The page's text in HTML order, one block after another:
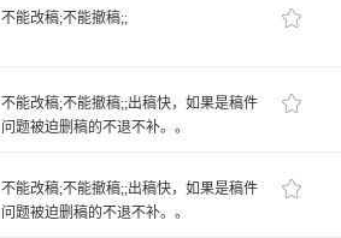
不能改稿;不能撤稿;;
不能改稿;不能撤稿;;出稿快，如果是稿件
问题被迫删稿的不退不补。。
不能改稿;不能撤稿;;出稿快，如果是稿件
问题被迫删稿的不退不补。。